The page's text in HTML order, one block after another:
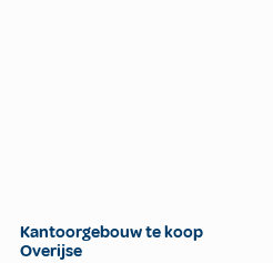
Kantoorgebouw te koop
Overijse